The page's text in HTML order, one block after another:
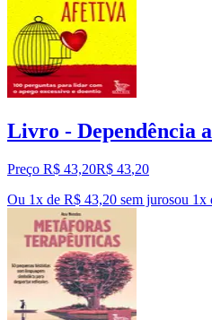
Livro - Dependência
Preço R$ 43,20R$ 43,20
Ou 1x de R$ 43,20 sem jurosou 1x